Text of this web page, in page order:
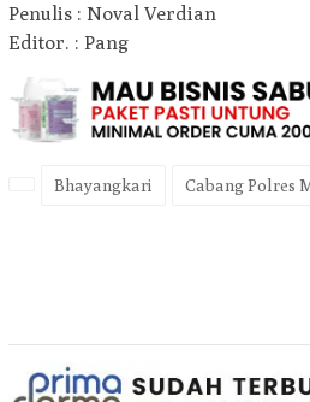
Penulis : Noval Verdian
Editor. : Pang
Bhayangkari Cabang Polres